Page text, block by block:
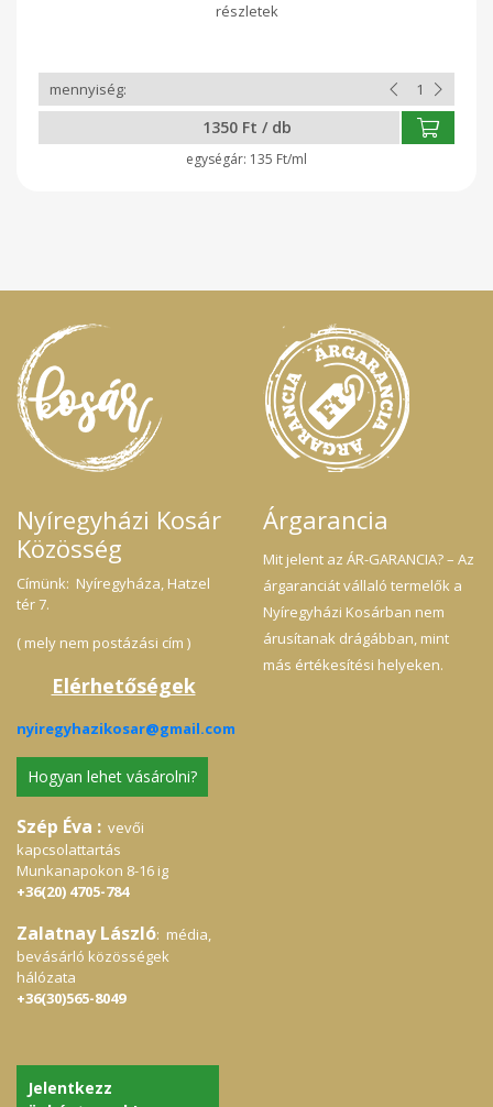
1350 Ft / db
135 Ft/ml
Nyíregyházi Kosár
Közösség
Címünk: Nyíregyháza, Hatzel
tér 7.
( mely nem postázási cím )
Elérhetőségek
nyiregyhazikosar@gmail.com
Hogyan lehet vásárolni?
Szép Éva : vevői
kapcsolattartás
Munkanapokon 8-16 ig
+36(20) 4705-784
Zalatnay László: média,
bevásárló közösségek
hálózata
+36(30)565-8049
Jelentkezz
Árgarancia
Mit jelent az ÁR-GARANCIA? – Az
árgaranciát vállaló termelők a
Nyíregyházi Kosárban nem
árusítanak drágábban, mint
más értékesítési helyeken.